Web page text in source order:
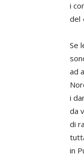
i
del
Se
ad
i
da
di
in